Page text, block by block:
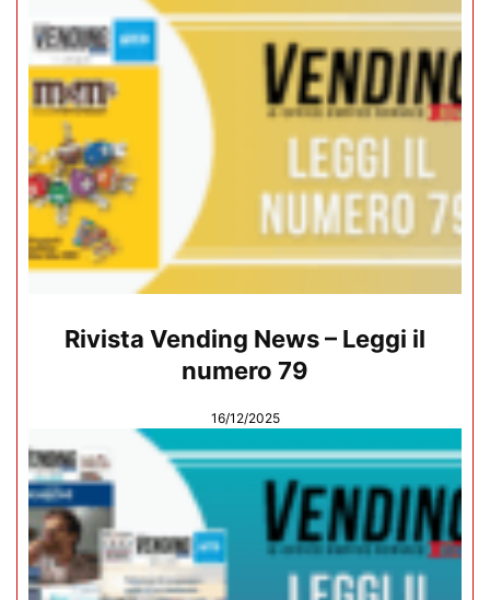
Rivista Vending News – Leggi il
numero 79
16/12/2025